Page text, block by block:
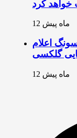
خواهد کرد
12 ماه پیش
اعلام
12 ماه پیش